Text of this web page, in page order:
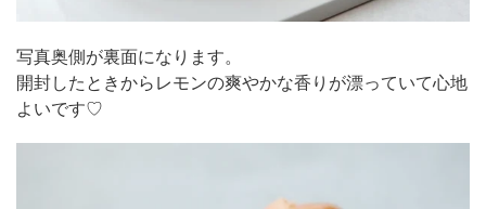
写真奥側が裏面になります。
開封したときからレモンの爽やかな香りが漂っていて心地
よいです♡